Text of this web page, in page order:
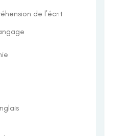
de l'écrit